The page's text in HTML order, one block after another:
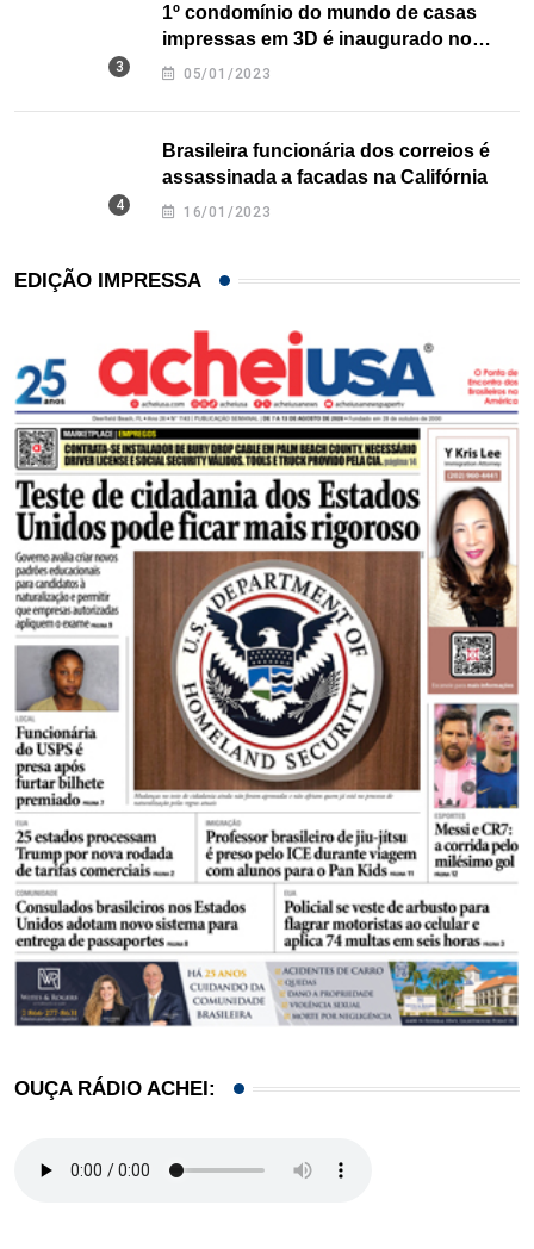
1º condomínio do mundo de casas
impressas em 3D é inaugurado no
Texas
05/01/2023
Brasileira funcionária dos correios é
assassinada a facadas na Califórnia
16/01/2023
EDIÇÃO IMPRESSA
OUÇA RÁDIO ACHEI: